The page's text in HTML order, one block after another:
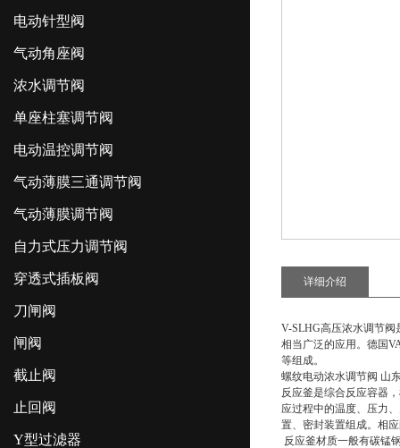
电动针型阀
气动角座阀
浓水调节阀
单座柱塞调节阀
电动温控调节阀
气动薄膜三通调节阀
气动薄膜调节阀
自力式压力调节阀
穿透式插板阀
刀闸阀
闸阀
截止阀
止回阀
Y型过滤器
详细介绍
V-SLHG高压浓水调节
相当广泛的应用。德国
等组成。
螺纹电动浓水调节阀 山
反应釜是综合反应容器
应过程中的温度、压力
置、密封装置组成。相
反应釜材质一般有碳锰